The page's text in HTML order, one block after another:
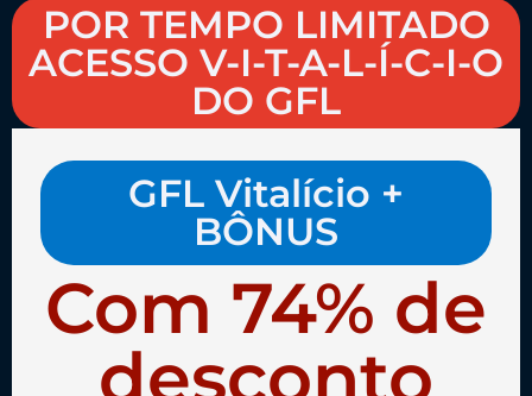
POR TEMPO LIMITADO
ACESSO V-I-T-A-L-Í-C-I-O
DO GFL
GFL Vitalício +
BÔNUS
Com 74% de
desconto